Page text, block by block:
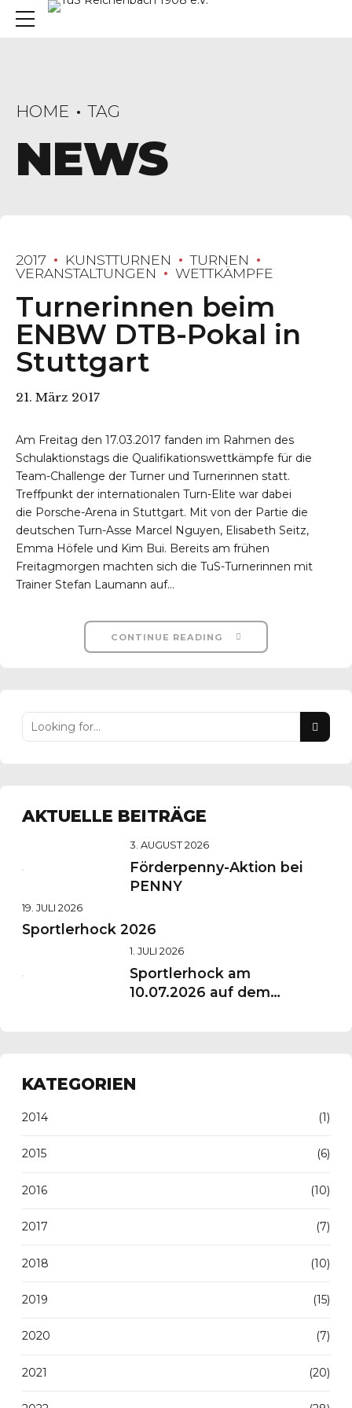
Reichenbach
HOME TAG
NEWS
2017 KUNSTTURNEN
TURNEN
VERANSTALTUNGEN
WETTKÄMPFE
Turnerinnen beim
ENBW DTB-Pokal in
Stuttgart
21. März 2017
Am Freitag den 17.03.2017 fanden im Rahmen des
Schulaktionstags die Qualifikationswettkämpfe für die
Team-Challenge der Turner und Turnerinnen statt.
Treffpunkt der internationalen Turn-Elite war dabei
die Porsche-Arena in Stuttgart. Mit von der Partie die
deutschen Turn-Asse Marcel Nguyen, Elisabeth Seitz,
Emma Höfele und Kim Bui. Bereits am frühen
Freitagmorgen machten sich die TuS-Turnerinnen mit
Trainer Stefan Laumann auf...
CONTINUE READING
AKTUELLE BEITRÄGE
3. AUGUST 2026
Förderpenny-Aktion bei
PENNY
19. JULI 2026
Sportlerhock 2026
1. JULI 2026
Sportlerhock am
10.07.2026 auf dem
KATEGORIEN
2014 (1)
2015 (6)
2016 (10)
2017 (7)
2018 (10)
2019 (15)
2020 (7)
2021 (20)